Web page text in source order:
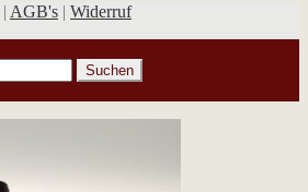
| AGB's | Widerruf
Suchen